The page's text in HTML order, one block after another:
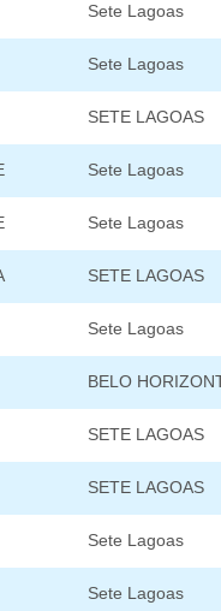
Sete Lagoas
Sete Lagoas
SETE LAGOAS
Sete Lagoas
Sete Lagoas
SETE LAGOAS
Sete Lagoas
BELO
SETE LAGOAS
SETE LAGOAS
Sete Lagoas
Sete Lagoas